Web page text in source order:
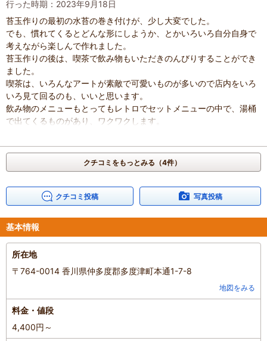
行った時期：2023年9月18日
苔玉作りの最初の水苔の巻き付けが、少し大変でした。
でも、慣れてくるとどんな形にしようか、とかいろいろ自分自身で
考えながら楽しんで作れました。
苔玉作りの後は、喫茶で飲み物もいただきのんびりすることができ
ました。
喫茶は、いろんなアートが素敵で可愛いものが多いので店内をいろ
いろ見て回るのも、いいと思います。
飲み物のメニューもとってもレトロでセットメニューの中で、湯桶
で出てくるものがあり、ワクワクします。
混雑具合：やや空いていた
人数：2人
クチコミをもっとみる（4件）
クチコミ投稿 写真投稿
基本情報
所在地
〒764-0014 香川県仲多度郡多度津町本通1-7-8
地図をみる
料金・値段
4,400円～